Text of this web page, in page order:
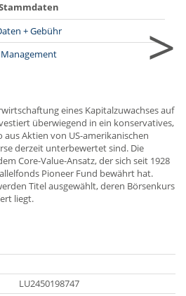
+ Gebühr
Management
>
eines Kapitalzuwachses auf
überwiegend in ein konservatives,
Aktien von US-amerikanischen
derzeit unterbewertet sind. Die
Core-Value-Ansatz, der sich seit 1928
Pioneer Fund bewährt hat.
Titel ausgewählt, deren Börsenkurs
liegt.
LU2450198747